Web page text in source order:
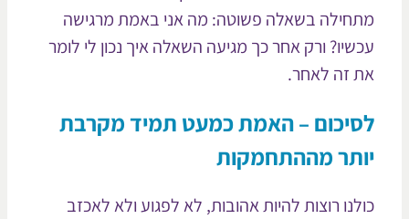
בשאלה פשוטה: מה אני באמת מרגישה
ורק אחר כך מגיעה השאלה איך נכון לי לומר
זה לאחר.
– האמת כמעט תמיד מקרבת
מההתחמקות
רוצות להיות אהובות, לא לפגוע ולא לאכזב